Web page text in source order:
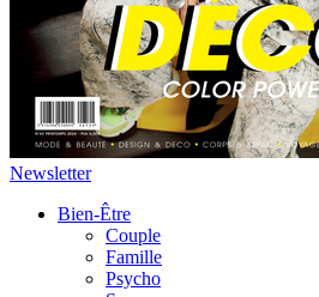
Newsletter
Bien-Être
Couple
Famille
Psycho